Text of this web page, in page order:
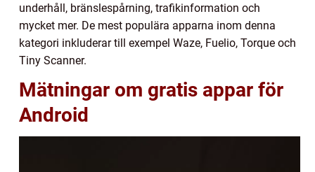
underhåll, bränslespårning, trafikinformation och
mycket mer. De mest populära apparna inom denna
kategori inkluderar till exempel Waze, Fuelio, Torque och
Tiny Scanner.
Mätningar om gratis appar för
Android